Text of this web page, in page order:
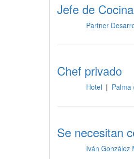
Jefe de
Partner
Chef privado
Hotel | Palma
Se necesitan
Iván González